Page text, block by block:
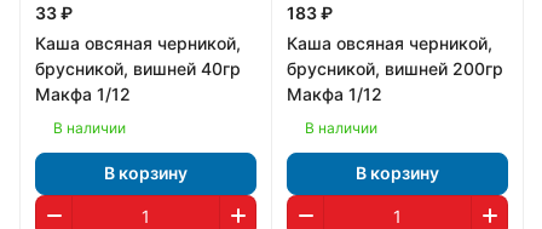
33 ₽
Каша овсяная черникой,
брусникой, вишней 40гр
Макфа 1/12
В наличии
В корзину
183 ₽
Каша овсяная черникой,
брусникой, вишней 200гр
Макфа 1/12
В наличии
В корзину